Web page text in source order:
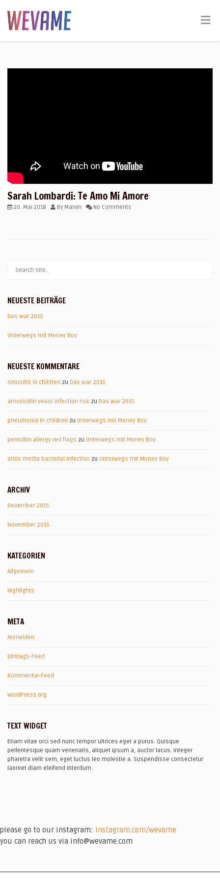
Sarah Lombardi: Te Amo Mi Amore
20. Mai 2018 By Marvin No Comments
NEUESTE BEITRÄGE
Das war 2015
Unterwegs mit Money Boy
NEUESTE KOMMENTARE
sinusitis in children zu Das war 2015
amoxicillin yeast infection risk zu Das war 2015
pneumonia in children zu Unterwegs mit Money Boy
penicillin allergy red flags zu Unterwegs mit Money Boy
otitis media bacterial infection zu Unterwegs mit Money Boy
ARCHIV
Dezember 2015
November 2015
KATEGORIEN
Allgemein
Highlights
META
Anmelden
Eintrags-Feed
Kommentar-Feed
WordPress.org
TEXT WIDGET
Etiam vitae orci sed nunc tempor ultrices eget a purus. Quisque
pellentesque quam venenatis, aliquet ipsum a, auctor lacus. Integer
pharetra velit sem, eget luctus leo molestie a. Suspendisse consectetur
laoreet diam eleifend interdum.
please go to our instagram: instagram.com/wevame
you can reach us via info@wevame.com